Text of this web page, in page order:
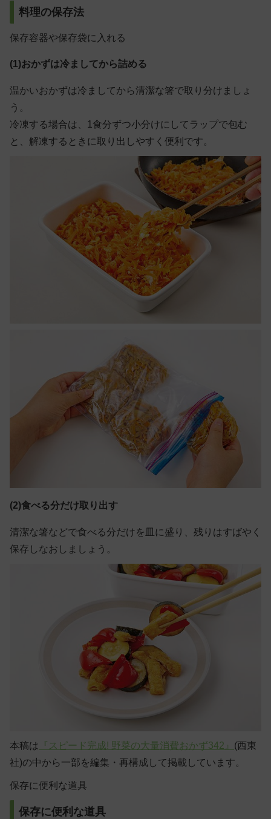
料理の保存法
保存容器や保存袋に入れる
(1)おかずは冷ましてから詰める
温かいおかずは冷ましてから清潔な箸で取り分けましょ
う。
冷凍する場合は、1食分ずつ小分けにしてラップで包む
と、解凍するときに取り出しやすく便利です。
(2)食べる分だけ取り出す
清潔な箸などで食べる分だけを皿に盛り、残りはすばやく
保存しなおしましょう。
本稿は 『スピード完成! 野菜の大量消費おかず342』 (西東
社)の中から一部を編集・再構成して掲載しています。
保存に便利な道具
保存に便利な道具